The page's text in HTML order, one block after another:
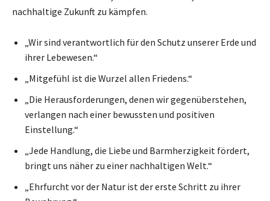
nachhaltige Zukunft zu kämpfen.
„Wir sind verantwortlich für den Schutz unserer Erde und
ihrer Lebewesen.“
„Mitgefühl ist die Wurzel allen Friedens.“
„Die Herausforderungen, denen wir gegenüberstehen,
verlangen nach einer bewussten und positiven
Einstellung.“
„Jede Handlung, die Liebe und Barmherzigkeit fördert,
bringt uns näher zu einer nachhaltigen Welt.“
„Ehrfurcht vor der Natur ist der erste Schritt zu ihrer